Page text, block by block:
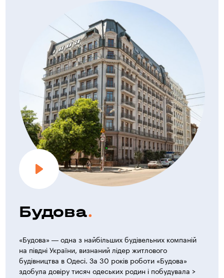
особливістю житлового будинку є пристрій стяжки
з політермбетона з наповнювачем з пінополістирольних
кульок, яка виконує відразу дві функції: шумопоглинальну
і теплозберігаючі.
Опалення та вентиляція
Джерелом теплопостачання житлового будинку служать
міські теплові мережі. Теплоносієм для потреб опалення
та теплопостачання прийнята вода з параметрами 80-
60 С. Теплопункт розташований в підвалі будівлі. Труби
системи опалення прокладені в товщі статі в ізоляції
зі спіненого поліетилену. В якості нагрівальних приладів
у квартирах прийняті сталеві пластинчасті радіатори.
Витяжна вентиляція житлових кімнат квартир
передбачена примусова через витяжні канали кухонь,
санвузлів, ванних кімнат.
Водопостачання і каналізація
На введенні в кожну квартиру встановлюється водомір.
Господарсько-побутова каналізація будівлі виконується
Автоматизація
При проектуванні житлового будинку були забезпечені
такі системи автоматизації: — автоматика протидимного
Будова
«Будова» — одна з найбільших будівельних компаній
на півдні України, визнаний лідер житлового
будівництва в Одесі. За 30 років роботи «Будова»
здобула довіру тисяч одеських родин і побудувала >